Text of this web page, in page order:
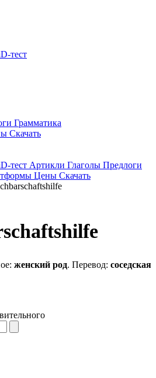
тест
Грамматика
Скачать
тест Артикли Глаголы Предлоги
Цены Скачать
женский род. Перевод: соседская